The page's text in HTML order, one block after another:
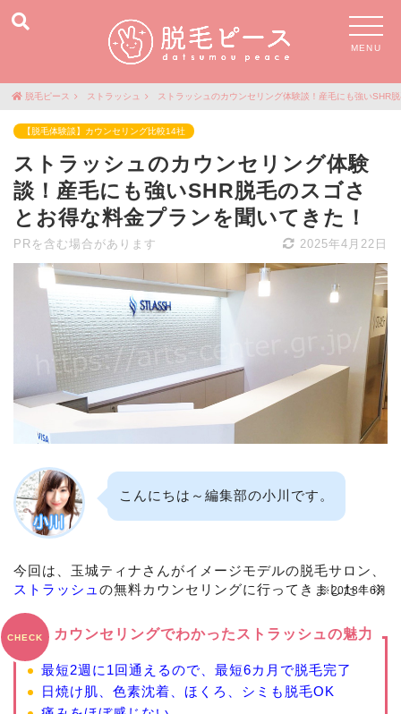
MENU
脱毛ピース ストラッシュ ストラッシュのカウンセリング体験談！産毛にも強いSHR
【脱毛体験談】カウンセリング比較14社
ストラッシュのカウンセリング体験
談！産毛にも強いSHR脱毛のスゴさ
とお得な料金プランを聞いてきた！
PRを含む場合があります 2025年4月22日
こんにちは～編集部の小川です。
今回は、玉城ティナさんがイメージモデルの脱毛サロン、
ストラッシュ の無料カウンセリングに行ってきました！※
※2018年6月
CHECK カウンセリングでわかったストラッシュの魅力
最短2週に1回通えるので、最短6カ月で脱毛完了
日焼け肌、色素沈着、ほくろ、シミも脱毛OK